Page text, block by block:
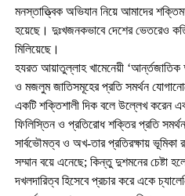
মনস্তাত্ত্বিক অভিযান নিয়ে আমাদের
হয়েছে। দুঃখজনকভাবে দেশের ভেতরেও
মিলিয়েছে।
হযরত আয়াতুল্লাহ খামেনেয়ী ‘আর্ন্তজাতিক
ও মজলুম জাতিসমূহের প্রতি সমর্থন
একটি শক্তিশালী দিক বলে উল্লেখ করেন
ফিলিস্তিন ও প্রতিরোধ শক্তির প্রতি
সার্বভৌমত্ব ও অখ-তার প্রতিরক্ষায় ভূমিকা
সম্মান বয়ে এনেছে; কিন্তু দুশমনের চেষ্টা
দখলদারিত্ব হিসেবে প্রচার করে একে